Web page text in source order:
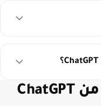
شغّل واتساب بزنس من ChatGPT